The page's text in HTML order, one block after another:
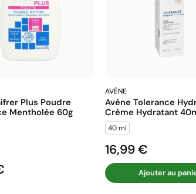
Plus Poudre
Mentholée 60g
AVÈNE
Avène Tolerance
Crème Hydratant
40 ml
Prix
16,99 €
Ajouter au